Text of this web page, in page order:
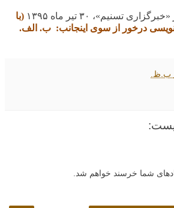
تسنیم»، ۳۰ تیر ماه ۱۳۹۵ (با
درخور از سوی اینجانب: ب. الف.
شما خرسند خواهم شد.